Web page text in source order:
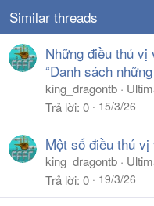
Similar threads
Những điều thú vị
“Danh sách
king_dragontb
Trả lời 0 15/3/26
Một số điều thú
king_dragontb
Trả lời 0 19/3/26